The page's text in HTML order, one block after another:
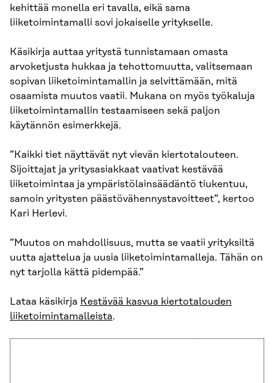
kehittää monella eri tavalla, eikä sama
liiketoimintamalli sovi jokaiselle yritykselle.
Käsikirja auttaa yritystä tunnistamaan omasta
arvoketjusta hukkaa ja tehottomuutta, valitsemaan
sopivan liiketoimintamallin ja selvittämään, mitä
osaamista muutos vaatii. Mukana on myös työkaluja
liiketoimintamallin testaamiseen sekä paljon
käytännön esimerkkejä.
”Kaikki tiet näyttävät nyt vievän kiertotalouteen.
Sijoittajat ja yritysasiakkaat vaativat kestävää
liiketoimintaa ja ympäristölainsäädäntö tiukentuu,
samoin yritysten päästövähennystavoitteet”, kertoo
Kari Herlevi.
”Muutos on mahdollisuus, mutta se vaatii yrityksiltä
uutta ajattelua ja uusia liiketoimintamalleja. Tähän on
nyt tarjolla kättä pidempää.”
Lataa käsikirja Kestävää kasvua kiertotalouden
liiketoimintamalleista.